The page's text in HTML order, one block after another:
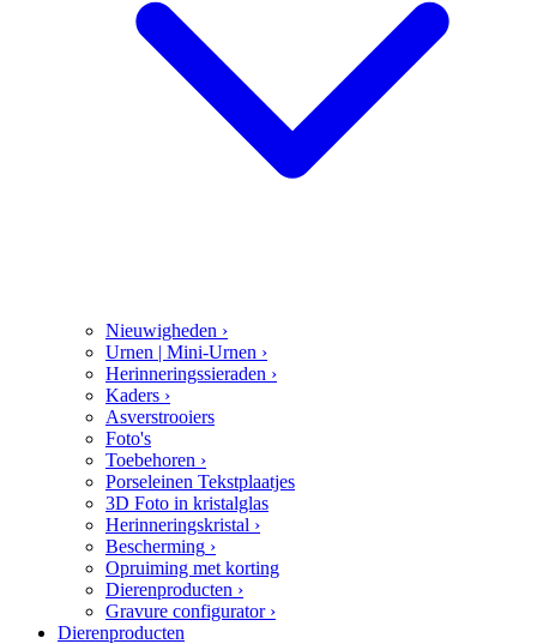
Nieuwigheden ›
Urnen | Mini-Urnen ›
Herinneringssieraden ›
Kaders ›
Asverstrooiers
Foto's
Toebehoren ›
Porseleinen Tekstplaatjes
3D Foto in kristalglas
Herinneringskristal ›
Bescherming ›
Opruiming met korting
Dierenproducten ›
Gravure configurator ›
Dierenproducten